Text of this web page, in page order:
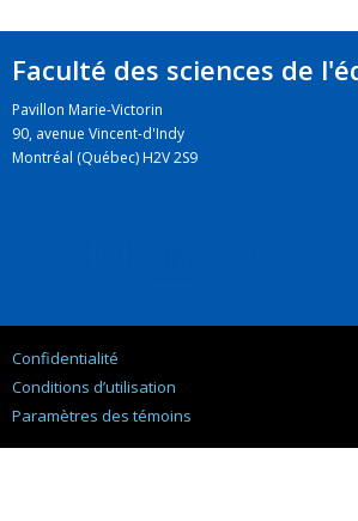
Faculté des sciences de
Pavillon Marie-Victorin
90, avenue Vincent-d'Indy
Montréal (Québec) H2V 2S9
Confidentialité
Conditions d’utilisation
Paramètres des témoins